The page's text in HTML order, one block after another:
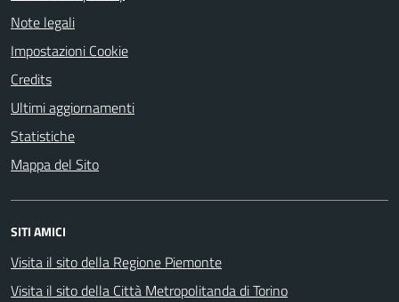
Note legali
Impostazioni Cookie
Credits
Ultimi aggiornamenti
Statistiche
Mappa del Sito
SITI AMICI
Visita il sito della Regione Piemonte
Visita il sito della Città Metropolitanda di Torino